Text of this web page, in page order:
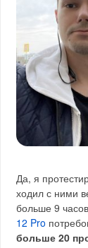
Да, я
ходил с ними
больше 9
12 Pro
больше 20